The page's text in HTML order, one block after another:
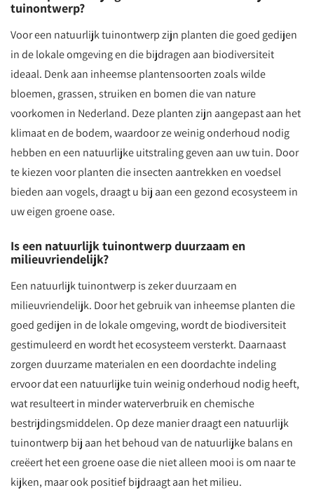
tuinontwerp?
Voor een natuurlijk tuinontwerp zijn planten die goed gedijen
in de lokale omgeving en die bijdragen aan biodiversiteit
ideaal. Denk aan inheemse plantensoorten zoals wilde
bloemen, grassen, struiken en bomen die van nature
voorkomen in Nederland. Deze planten zijn aangepast aan het
klimaat en de bodem, waardoor ze weinig onderhoud nodig
hebben en een natuurlijke uitstraling geven aan uw tuin. Door
te kiezen voor planten die insecten aantrekken en voedsel
bieden aan vogels, draagt u bij aan een gezond ecosysteem in
uw eigen groene oase.
Is een natuurlijk tuinontwerp duurzaam en
milieuvriendelijk?
Een natuurlijk tuinontwerp is zeker duurzaam en
milieuvriendelijk. Door het gebruik van inheemse planten die
goed gedijen in de lokale omgeving, wordt de biodiversiteit
gestimuleerd en wordt het ecosysteem versterkt. Daarnaast
zorgen duurzame materialen en een doordachte indeling
ervoor dat een natuurlijke tuin weinig onderhoud nodig heeft,
wat resulteert in minder waterverbruik en chemische
bestrijdingsmiddelen. Op deze manier draagt een natuurlijk
tuinontwerp bij aan het behoud van de natuurlijke balans en
creëert het een groene oase die niet alleen mooi is om naar te
kijken, maar ook positief bijdraagt aan het milieu.